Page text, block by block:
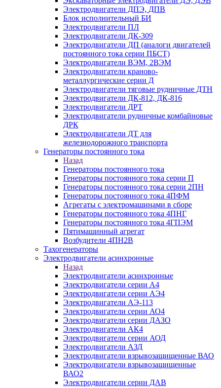
Электродвигатели ДПЭ, ДПВ
Блок исполнительный БИ
Электродвигатели ПЛ
Электродвигатели ДК-309
Электродвигатели ДП (аналоги двигателей
постоянного тока серии ПБСТ)
Электродвигатели ВЭМ, 2ВЭМ
Электродвигатели краново-
металлургические серии Д
Электродвигатели тяговые рудничные ДТН
Электродвигатели ДК-812, ДК-816
Электродвигатели ДРТ
Электродвигатели рудничные комбайновые
ДРК
Электродвигатели ДТ для
железнодорожного транспорта
Генераторы постоянного тока
Назад
Генераторы постоянного тока
Генераторы постоянного тока серии П
Генераторы постоянного тока серии 2ПН
Генераторы постоянного тока 4ПФМ
Агрегаты с электромашинами в сборе
Генераторы постоянного тока 4ПНГ
Генераторы постоянного тока 4ГПЭМ
Пятимашинный агрегат
Возбудители 4ПН2В
Тахогенераторы
Электродвигатели асинхронные
Назад
Электродвигатели асинхронные
Электродвигатели серии А4
Электродвигатели серии АЭ4
Электродвигатели АЭ-113
Электродвигатели серии АО4
Электродвигатели серии ДАЗО
Электродвигатели АК4
Электродвигатели серии АОД
Электродвигатели АЗД
Электродвигатели взрывозащищенные ВАО
Электродвигатели взрывозащищенные
ВАО2
Электродвигатели серии ДАВ